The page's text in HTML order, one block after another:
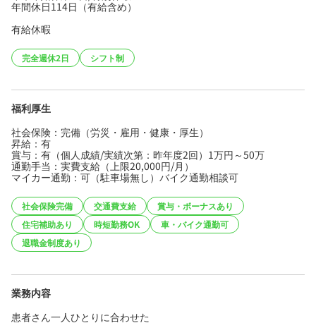
年間休日114日（有給含め）
有給休暇
完全週休2日 シフト制
福利厚生
社会保険：完備（労災・雇用・健康・厚生）
昇給：有
賞与：有（個人成績/実績次第：昨年度2回）1万円～50万
通勤手当：実費支給（上限20,000円/月）
マイカー通勤：可（駐車場無し）バイク通勤相談可
社会保険完備 交通費支給
賞与・ボーナスあり
住宅補助あり
時短勤務OK
車・バイク通勤可
退職金制度あり
業務内容
患者さん一人ひとりに合わせた